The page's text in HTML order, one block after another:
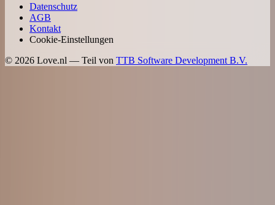
Datenschutz
AGB
Kontakt
Cookie-Einstellungen
© 2026 Love.nl — Teil von TTB Software Development B.V.